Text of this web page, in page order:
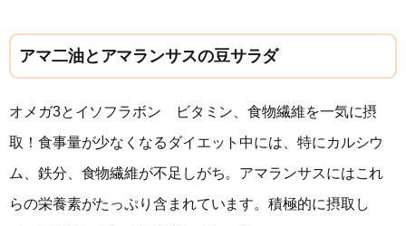
アマ二油とアマランサスの豆サラダ
オメガ3とイソフラボン ビタミン、食物繊維を一気に摂
取！食事量が少なくなるダイエット中には、特にカルシウ
ム、鉄分、食物繊維が不足しがち。アマランサスにはこれ
らの栄養素がたっぷり含まれています。積極的に摂取し